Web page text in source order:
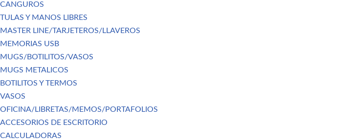
CANGUROS
TULAS Y MANOS LIBRES
MASTER LINE/TARJETEROS/LLAVEROS
MEMORIAS USB
MUGS/BOTILITOS/VASOS
MUGS METALICOS
BOTILITOS Y TERMOS
VASOS
OFICINA/LIBRETAS/MEMOS/PORTAFOLIOS
ACCESORIOS DE ESCRITORIO
CALCULADORAS